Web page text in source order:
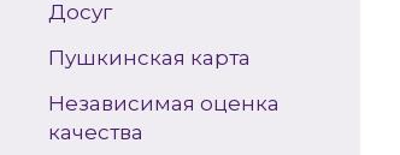
Досуг
Пушкинская карта
Независимая оценка
качества